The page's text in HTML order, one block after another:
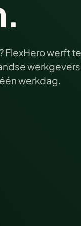
FlexHero werft
werkdag.